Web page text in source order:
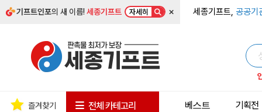
기프트인포의 새 이름!세종기프트 자세히 × 세종기프트, 공공기
즐겨찾기 전체 카테고리
베스트
기획전